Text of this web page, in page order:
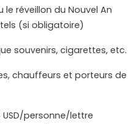
réveillon du Nouvel An
(si obligatoire)
souvenirs, cigarettes, etc.
chauffeurs et porteurs de
personne/lettre